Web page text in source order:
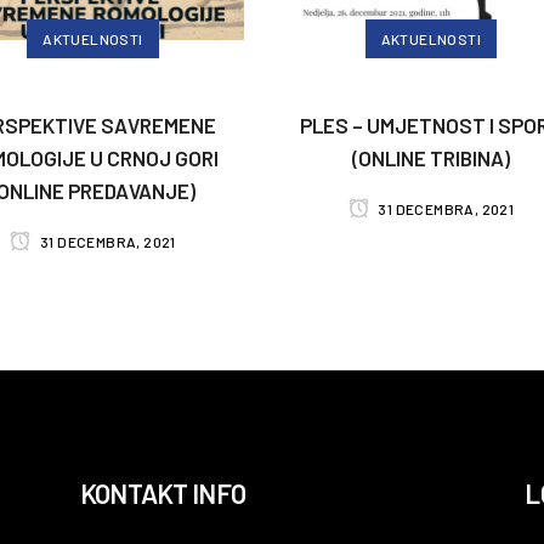
AKTUELNOSTI
SAVREMENE
U CRNOJ GORI
PREDAVANJE)
31 DECEMBRA, 2021
AKTUELNOSTI
PLES – UMJETNOST I
(ONLINE TRIBINA)
31 DECEMBRA, 2021
KONTAKT INFO